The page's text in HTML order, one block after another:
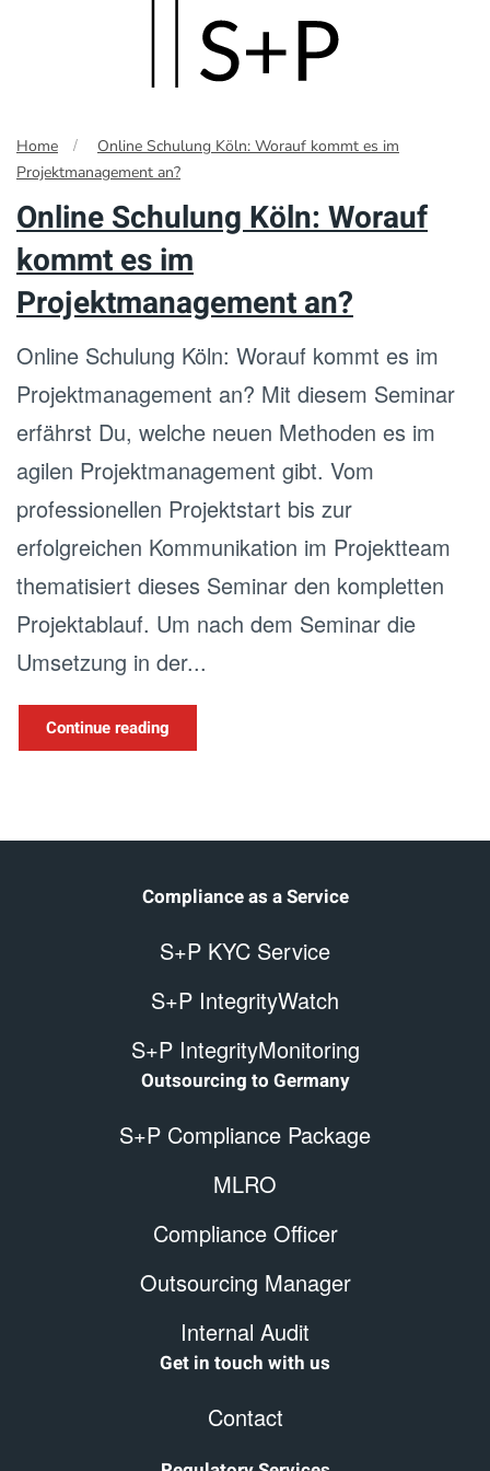
main
content
Home
Online Schulung Köln: Worauf kommt es im
Projektmanagement an?
Online Schulung Köln: Worauf
kommt es im
Projektmanagement an?
Online Schulung Köln: Worauf kommt es im
Projektmanagement an? Mit diesem Seminar
erfährst Du, welche neuen Methoden es im
agilen Projektmanagement gibt. Vom
professionellen Projektstart bis zur
erfolgreichen Kommunikation im Projektteam
thematisiert dieses Seminar den kompletten
Projektablauf. Um nach dem Seminar die
Umsetzung in der...
Continue reading
Compliance as a Service
S+P KYC Service
S+P IntegrityWatch
S+P IntegrityMonitoring
Outsourcing to Germany
S+P Compliance Package
MLRO
Compliance Officer
Outsourcing Manager
Internal Audit
Get in touch with us
Contact